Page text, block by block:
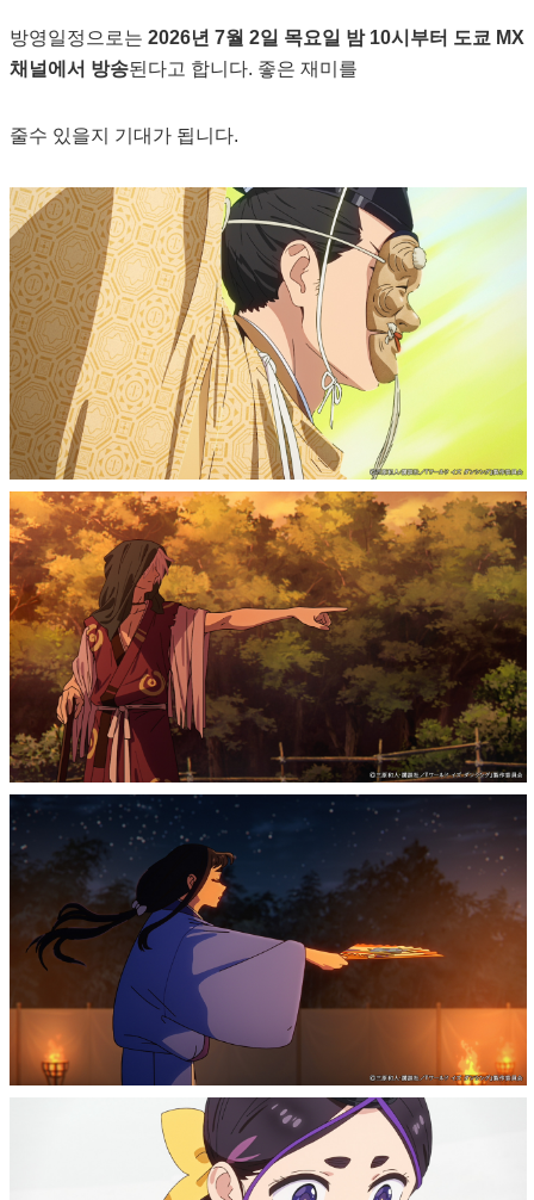
방영일정으로는 2026년 7월 2일 목요일 밤 10시부터 도쿄 MX
채널에서 방송된다고 합니다. 좋은 재미를
줄수 있을지 기대가 됩니다.